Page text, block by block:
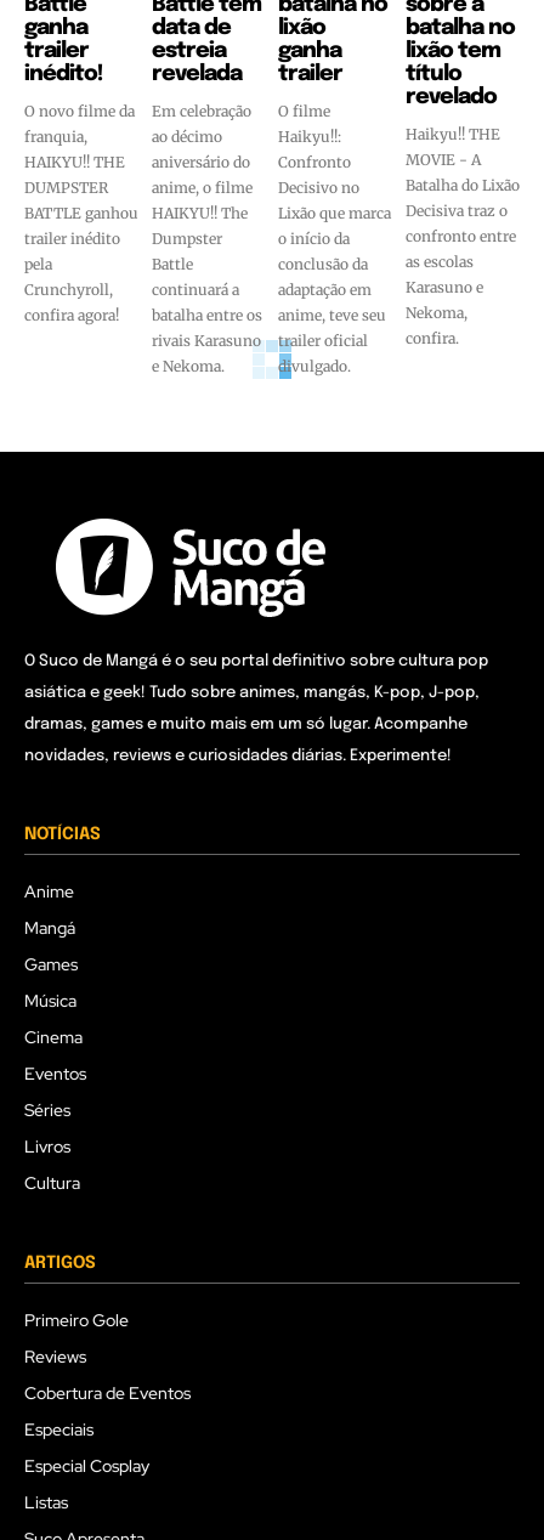
Battle
ganha
trailer
inédito!
O novo filme da
franquia,
HAIKYU!! THE
DUMPSTER
BATTLE ganhou
trailer inédito
pela
Crunchyroll,
confira agora!
Battle tem
data de
estreia
revelada
Em celebração
ao décimo
aniversário do
anime, o filme
HAIKYU!! The
Dumpster
Battle
continuará a
batalha entre os
rivais Karasuno
e Nekoma.
batalha no
lixão
ganha
trailer
O filme
Haikyu!!:
Confronto
Decisivo no
Lixão que marca
o início da
conclusão da
adaptação em
anime, teve seu
trailer oficial
divulgado.
sobre a
batalha no
lixão tem
título
revelado
Haikyu!! THE
MOVIE - A
Batalha do Lixão
Decisiva traz o
confronto entre
as escolas
Karasuno e
Nekoma,
confira.
O Suco de Mangá é o seu portal definitivo sobre cultura pop
asiática e geek! Tudo sobre animes, mangás, K-pop, J-pop,
dramas, games e muito mais em um só lugar. Acompanhe
novidades, reviews e curiosidades diárias. Experimente!
NOTÍCIAS
Anime
Mangá
Games
Música
Cinema
Eventos
Séries
Livros
Cultura
ARTIGOS
Primeiro Gole
Reviews
Cobertura de Eventos
Especiais
Especial Cosplay
Listas